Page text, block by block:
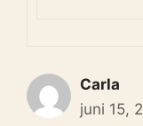
Carla
juni 15,